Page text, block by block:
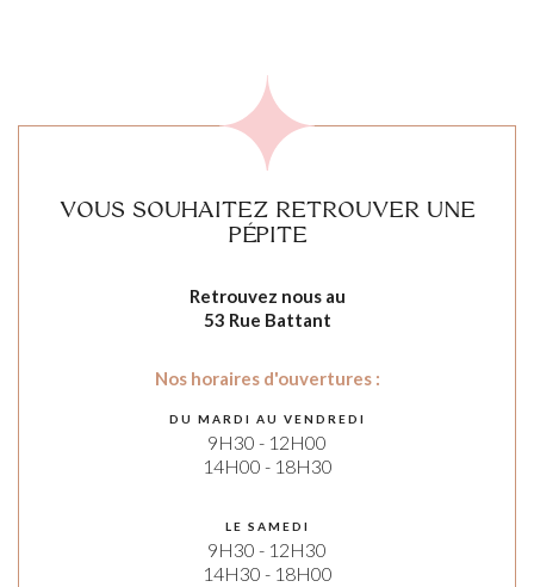
VOUS SOUHAITEZ RETROUVER UNE
PÉPITE
Retrouvez nous au
53 Rue Battant
Nos horaires d'ouvertures :
DU MARDI AU VENDREDI
9H30 - 12H00
14H00 - 18H30
LE SAMEDI
9H30 - 12H30
14H30 - 18H00